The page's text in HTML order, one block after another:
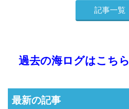
記事一覧
過去の海ログはこちら
最新の記事